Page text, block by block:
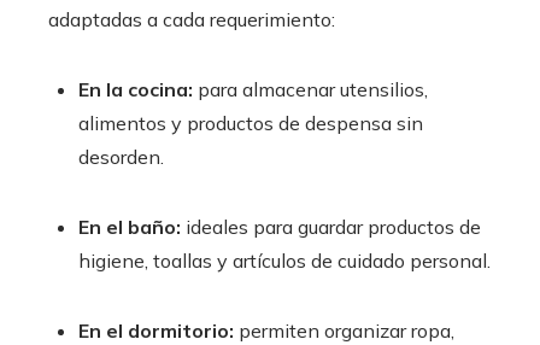
adaptadas a cada requerimiento:
En la cocina: para almacenar utensilios,
alimentos y productos de despensa sin
desorden.
En el baño: ideales para guardar productos de
higiene, toallas y artículos de cuidado personal.
En el dormitorio: permiten organizar ropa,